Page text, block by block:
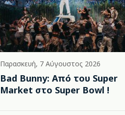
Παρασκευή, 7 Αύγουστος 2026
Bad Bunny: Από του Super
Market στο Super Bowl !